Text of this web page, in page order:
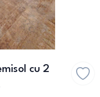
cu 2